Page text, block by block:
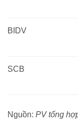
BIDV
SCB
Nguồn: PV tổng